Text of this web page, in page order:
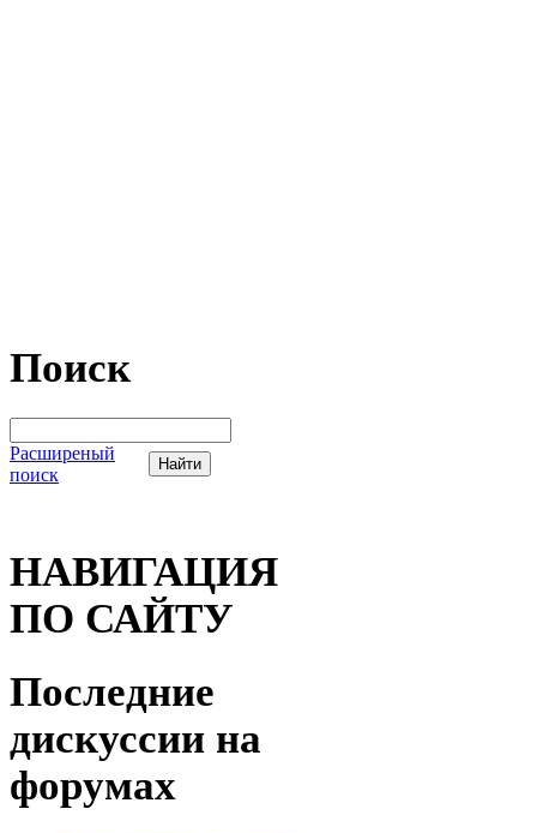
Поиск
Расширеный
поиск
НАВИГАЦИЯ
ПО САЙТУ
Последние
дискуссии на
форумах